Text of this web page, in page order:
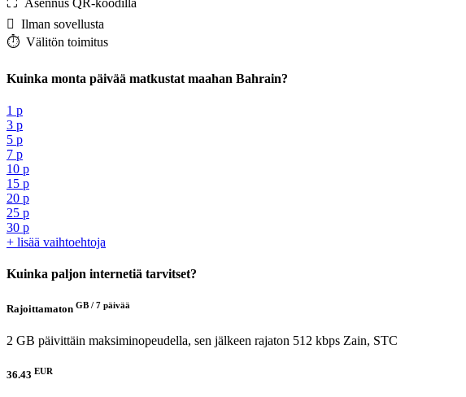
️ Ilman sovellusta
⏱️️ Välitön toimitus
Kuinka monta päivää matkustat maahan Bahrain?
1 p
3 p
5 p
7 p
10 p
15 p
20 p
25 p
30 p
+ lisää vaihtoehtoja
Kuinka paljon internetiä tarvitset?
Rajoittamaton GB / 7 päivää
2 GB päivittäin maksiminopeudella, sen jälkeen rajaton 512 kbps Zain, STC
36.43 EUR